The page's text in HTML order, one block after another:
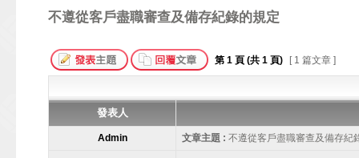
不遵從客戶盡職審查及備存紀錄的規定
第 1 頁 (共 1 頁) [ 1 篇文章 ]
發表人
Admin 文章主題 : 不遵從客戶盡職審查及備存紀